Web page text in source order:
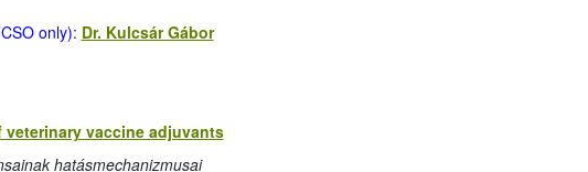
only): Dr. Kulcsár Gábor
vaccine adjuvants
hatásmechanizmusai